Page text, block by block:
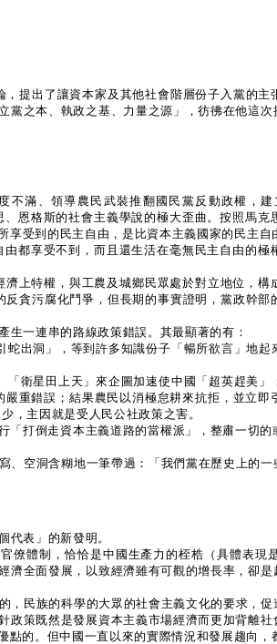
提出了讓資本家及其他社會階層份子入黨的
之本、執政之基、力量之源」，彷彿在他這
滿、領導農民武裝推翻國民黨反動政權，
恩格斯的社會主義學說的極大歪曲。按照馬
受到的民主自由，是比資本主義國家的民主
都享受不到，而且還生活在毫無民主自由的
上特權，與工農及城鄉民眾處於對立地位，
貪污腐化鬥爭，但長期的事實證明，黨政幹
一連串的路線政策錯誤。其最顯著的有：
出洞」，等到許多知識份子「暢所欲言」地
衛星田上天」來企圖加速使中國「超英趕美
重錯誤；結果農民以消極怠耕來抗拒，並立
，主因就是受人民公社政策之害。
打倒走資本主義道路的當權派」，整肅一切
空洞含糊地一筆帶過：「我們黨在歷史上的
代表」的新發明。
體制，恰恰是中國生產力的桎梏（具體表現
全面發展，以致經濟雖有可觀的增長率，卻
民族的科學的大眾的社會主義文化的要求，
策既然是發展資本主義市場經濟而更加背離
的。但中國一直以來的實際情況和發展趨向，